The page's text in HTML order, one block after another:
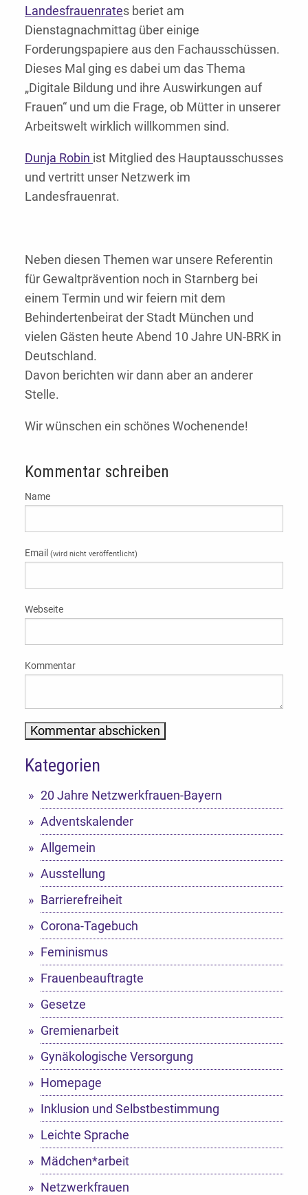
Landesfrauenrates beriet am
Dienstagnachmittag über einige
Forderungspapiere aus den Fachausschüssen.
Dieses Mal ging es dabei um das Thema
„Digitale Bildung und ihre Auswirkungen auf
Frauen“ und um die Frage, ob Mütter in unserer
Arbeitswelt wirklich willkommen sind.
Dunja Robin ist Mitglied des Hauptausschusses
und vertritt unser Netzwerk im
Landesfrauenrat.
Neben diesen Themen war unsere Referentin
für Gewaltprävention noch in Starnberg bei
einem Termin und wir feiern mit dem
Behindertenbeirat der Stadt München und
vielen Gästen heute Abend 10 Jahre UN-BRK in
Deutschland.
Davon berichten wir dann aber an anderer
Stelle.
Wir wünschen ein schönes Wochenende!
Kommentar schreiben
Name
Email (wird nicht veröffentlicht)
Webseite
Kommentar
Alternative:
Kategorien
20 Jahre Netzwerkfrauen-Bayern
Adventskalender
Allgemein
Ausstellung
Barrierefreiheit
Corona-Tagebuch
Feminismus
Frauenbeauftragte
Gesetze
Gremienarbeit
Gynäkologische Versorgung
Homepage
Inklusion und Selbstbestimmung
Leichte Sprache
Mädchen*arbeit
Netzwerkfrauen